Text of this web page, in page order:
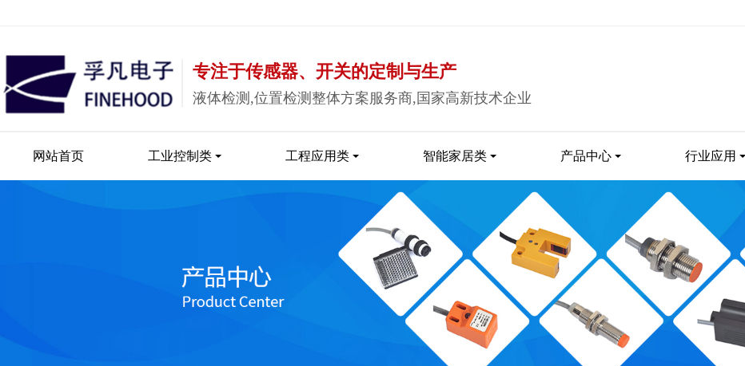
专注于传感器、开关的定制与生产
液体检测,位置检测整体方案服务商,国家高新技术企业
网站首页 工业控制类 工程应用类 智能家居类 产品中心 行业应用